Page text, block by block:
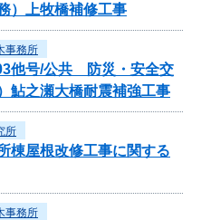
）上牧橋補修工事
事務所
他号/公共 防災・安全交
鮎之瀬大橋耐震補強工事
所
棟屋根改修工事に関する
事務所